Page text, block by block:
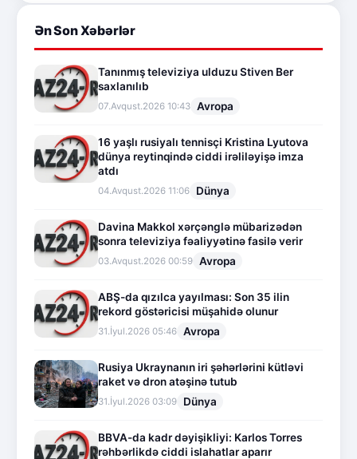
Ən Son Xəbərlər
Tanınmış televiziya ulduzu Stiven Ber
saxlanılıb
07.Avqust.2026 10:43 Avropa
16 yaşlı rusiyalı tennisçi Kristina Lyutova
dünya reytinqində ciddi irəliləyişə imza
atdı
04.Avqust.2026 11:06 Dünya
Davina Makkol xərçənglə mübarizədən
sonra televiziya fəaliyyətinə fasilə verir
03.Avqust.2026 00:59 Avropa
ABŞ-da qızılca yayılması: Son 35 ilin
rekord göstəricisi müşahidə olunur
31.İyul.2026 05:46 Avropa
Rusiya Ukraynanın iri şəhərlərini kütləvi
raket və dron atəşinə tutub
31.İyul.2026 03:09 Dünya
BBVA-da kadr dəyişikliyi: Karlos Torres
rəhbərlikdə ciddi islahatlar aparır